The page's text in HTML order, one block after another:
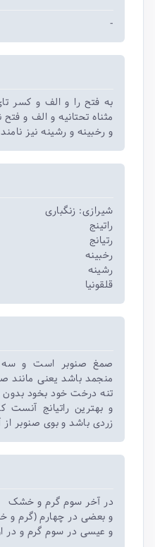
-
به فتح را و الف و کسر
مثناه تحتانیه و الف و
و رخبینه و رشینه نیز
شیرازی: زنگباری
راتینج
رتیانج
رخبینه
رشینه
قلقونیا
صمغ صنوبر است و سه
منجمد باشد یعنی مانند
تنه درخت خود بخود
و بهترین راتیانج
زردی باشد و بوی صنوبر از
در آخر سوم گرم و خشک
و بعضی در چهارم (گرم و
و عیسی در سوم گرم و